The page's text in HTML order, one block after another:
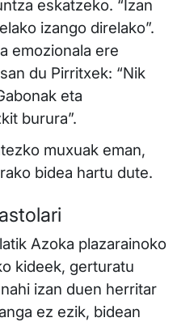
eskatzeko. “Izan
izango direlako”.
emozionala ere
du Pirritxek: “Nik
eta
burura”.
muxuak eman,
bidea hartu dute.
Azoka plazarainoko
kideek, gerturatu
izan duen herritar
ez ezik, bidean